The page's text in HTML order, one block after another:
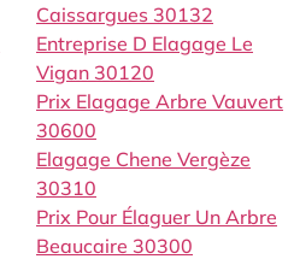
Caissargues 30132
Entreprise D Elagage Le
Vigan 30120
Prix Elagage Arbre Vauvert
30600
Elagage Chene Vergèze
30310
Prix Pour Élaguer Un Arbre
Beaucaire 30300